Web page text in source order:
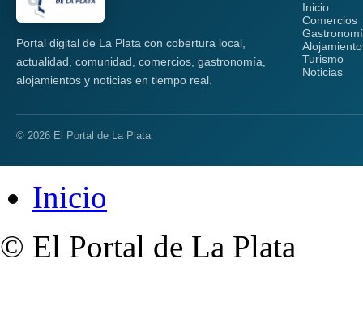
Portal digital de La Plata con cobertura local,
actualidad, comunidad, comercios, gastronomía,
alojamientos y noticias en tiempo real.
Inicio
Comercios
Turismo
Noticias
© 2026 El Portal de La Plata
Inicio
© El Portal de La Plata